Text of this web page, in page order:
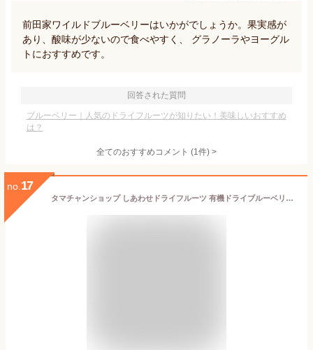
前田家ワイルドブルーベリーはいかがでしょうか。果実感が
あり、酸味が少ないので食べやすく、 グラノーラやヨーグル
トにおすすめです。
回答された質問
ブルーベリー｜人気のドライフルーツが知りたい！美味しいおすすめ
は？
全てのおすすめコメント (1件) >
no. 17
タマチャンショップ しあわせドライフルーツ 有機ドライブルーベリー 400g(200g×2袋)